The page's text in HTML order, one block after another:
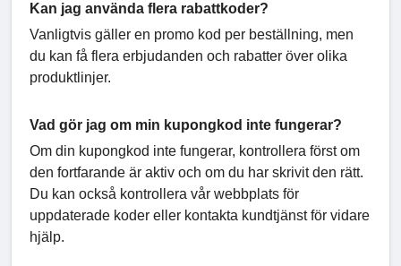
Kan jag använda flera rabattkoder?
Vanligtvis gäller en promo kod per beställning, men
du kan få flera erbjudanden och rabatter över olika
produktlinjer.
Vad gör jag om min kupongkod inte fungerar?
Om din kupongkod inte fungerar, kontrollera först om
den fortfarande är aktiv och om du har skrivit den rätt.
Du kan också kontrollera vår webbplats för
uppdaterade koder eller kontakta kundtjänst för vidare
hjälp.